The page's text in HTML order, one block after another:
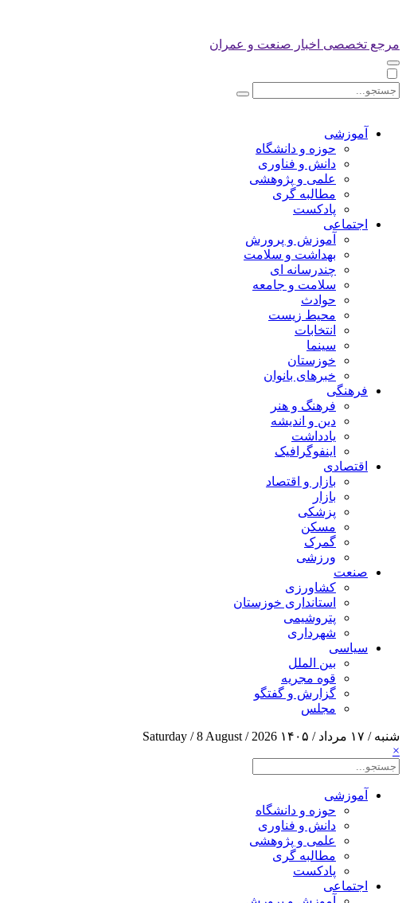
مرجع تخصصی اخبار صنعت و عمران
آموزشی
حوزه و دانشگاه
دانش و فناوری
علمی و پژوهشی
مطالبه گری
پادکست
اجتماعی
آموزش و پرورش
بهداشت و سلامت
چندرسانه ای
سلامت و جامعه
حوادث
محیط زیست
انتخابات
سینما
خوزستان
خبرهای بانوان
فرهنگی
فرهنگ و هنر
دین و اندیشه
یادداشت
اینفوگرافیک
اقتصادی
بازار و اقتصاد
بازار
پزشکی
مسکن
گمرک
ورزشی
صنعت
کشاورزی
استانداری خوزستان
پتروشیمی
شهرداری
سیاسی
بین الملل
قوه مجریه
گزارش و گفتگو
مجلس
شنبه / ۱۷ مرداد / ۱۴۰۵
Saturday / 8 August / 2026
×
آموزشی
حوزه و دانشگاه
دانش و فناوری
علمی و پژوهشی
مطالبه گری
پادکست
اجتماعی